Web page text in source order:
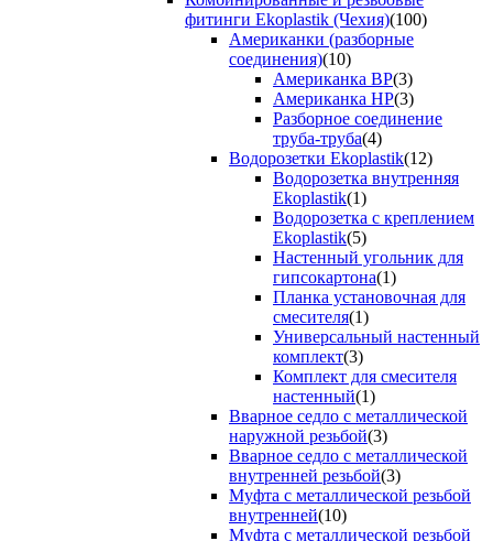
фитинги Ekoplastik (Чехия)(100)
Американки (разборные
соединения)(10)
Американка ВР(3)
Американка НР(3)
Разборное соединение
труба-труба(4)
Водорозетки Ekoplastik(12)
Водорозетка внутренняя
Ekoplastik(1)
Водорозетка с креплением
Ekoplastik(5)
Настенный угольник для
гипсокартона(1)
Планка установочная для
смесителя(1)
Универсальный настенный
комплект(3)
Комплект для смесителя
настенный(1)
Вварное седло с металлической
наружной резьбой(3)
Вварное седло с металлической
внутренней резьбой(3)
Муфта с металлической резьбой
внутренней(10)
Муфта с металлической резьбой